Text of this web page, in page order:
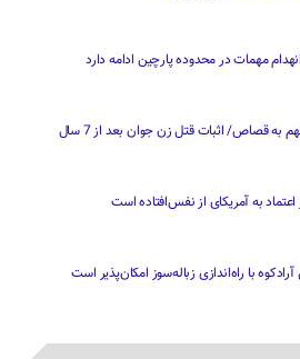
مهمات در محدوده پارچین ادامه دارد
به قصاص/ اثبات قتل زن جوان بعد از 7 سال
به آمریکای از نفس‌افتاده است
با راه‌اندازی زباله‌سوز امکان‌پذیر است